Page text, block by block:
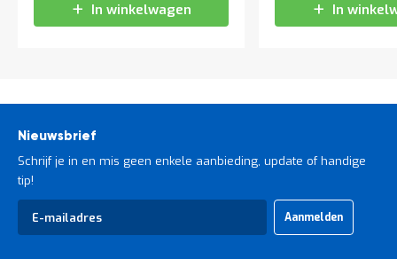
In winkelwagen In
Nieuwsbrief
Schrijf je in en mis geen enkele aanbieding, update of handige
tip!
Abonneer
op
Aanmelden